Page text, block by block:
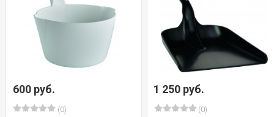
600 руб.
(0)
1 250 руб.
(0)